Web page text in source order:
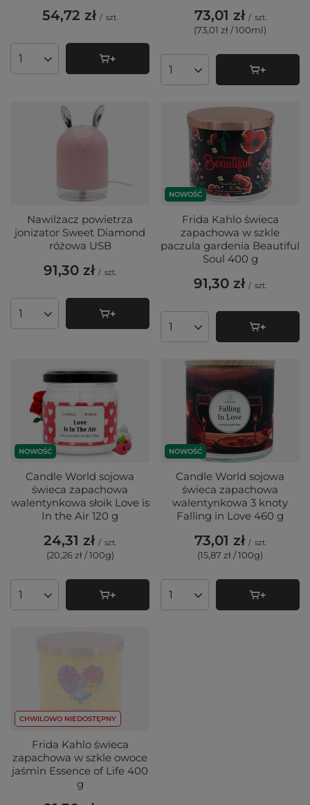
54,72 zł / szt.
Ilość produktów
73,01 zł / szt.
(73,01 zł / 100ml)
Ilość produktów
Nawilżacz powietrza
jonizator Sweet Diamond
różowa USB
91,30 zł / szt.
Ilość produktów
NOWOŚĆ
Frida Kahlo świeca
zapachowa w szkle
paczula gardenia Beautiful
Soul 400 g
91,30 zł / szt.
Ilość produktów
NOWOŚĆ
Candle World sojowa
świeca zapachowa
walentynkowa słoik Love is
In the Air 120 g
24,31 zł / szt.
(20,26 zł / 100g)
Ilość produktów
NOWOŚĆ
Candle World sojowa
świeca zapachowa
walentynkowa 3 knoty
Falling in Love 460 g
73,01 zł / szt.
(15,87 zł / 100g)
Ilość produktów
CHWILOWO NIEDOSTĘPNY
Frida Kahlo świeca
zapachowa w szkle owoce
jaśmin Essence of Life 400
g